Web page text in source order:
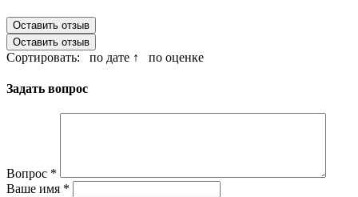
Оставить отзыв
Оставить отзыв
Сортировать: по дате ↑ по оценке
Задать вопрос
Вопрос *
Ваше имя *